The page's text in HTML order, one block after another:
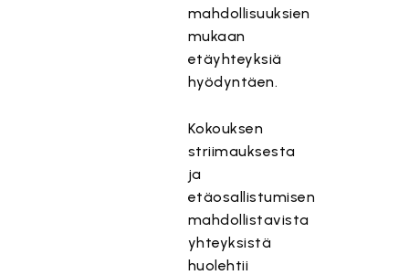
mahdollisuuksien
mukaan
etäyhteyksiä
hyödyntäen.
Kokouksen
striimauksesta
ja
etäosallistumisen
mahdollistavista
yhteyksistä
huolehtii